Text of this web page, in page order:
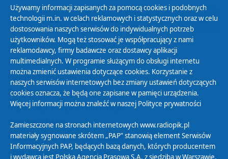
27 28 29 30 01 02 03
Polityka Prywatności
Zasady korzystania z Serwisu
Organizacje Pożytku Publicznego
Cyfryzacja DAB+
Polityka ochrony danych osobowych
Abonament
Używamy informacji zapisanych za pomocą cookies i podobnych
technologii m.in. w celach reklamowych i statystycznych oraz w celu
dostosowania naszych serwisów do indywidualnych potrzeb
użytkowników. Mogą też stosować je współpracujący z nami
reklamodawcy, firmy badawcze oraz dostawcy aplikacji
multimedialnych. W programie służącym do obsługi internetu
można zmienić ustawienia dotyczące cookies. Korzystanie z
naszych serwisów internetowych bez zmiany ustawień dotyczących
cookies oznacza, że będą one zapisane w pamięci urządzenia.
Więcej informacji można znaleźć w naszej Polityce prywatności
Zamieszczone na stronach internetowych www.radiopik.pl
materiały sygnowane skrótem „PAP” stanowią element Serwisów
Informacyjnych PAP, będących bazą danych, których producentem
i wydawcą jest Polska Agencja Prasowa S.A. z siedzibą w Warszawie.